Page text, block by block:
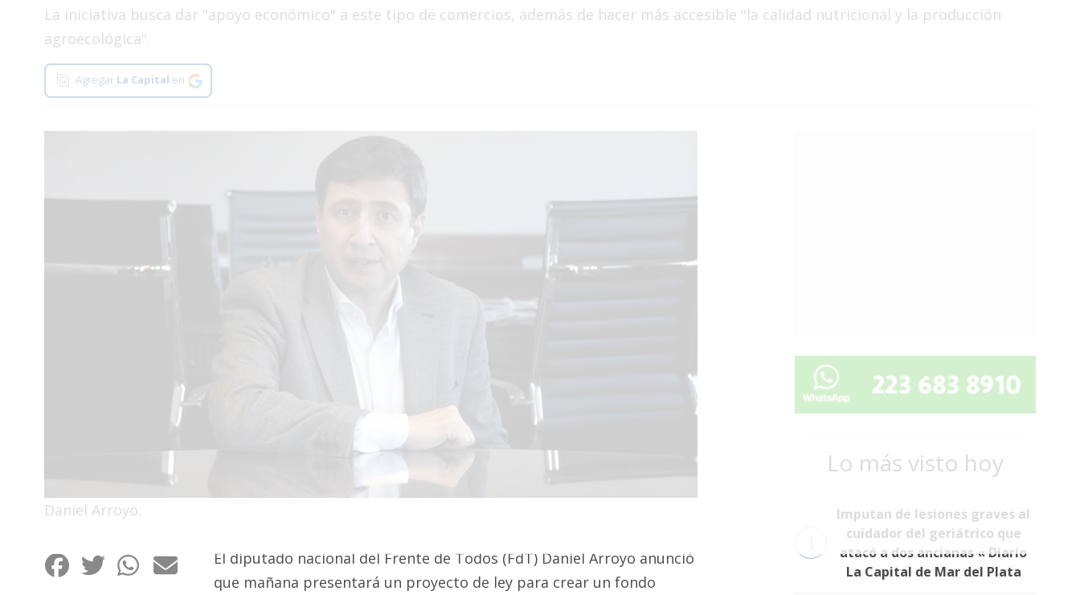
Tecnología
Gastronomía
General
La iniciativa busca dar "apoyo económico" a este tipo de comercios, además de hacer más accesible "la calidad nutricional y la producción
agroecológica".
Agregar La Capital en
Daniel Arroyo.
El diputado nacional del Frente de Todos (FdT) Daniel Arroyo anunció
que mañana presentará un proyecto de ley para crear un fondo
Lo más visto hoy
Imputan de lesiones graves al
cuidador del geriátrico que
atacó a dos ancianas « Diario
La Capital de Mar del Plata